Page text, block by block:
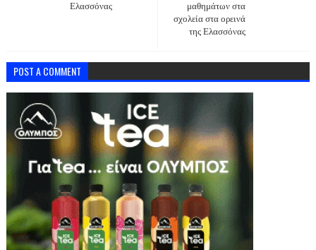
μαθημάτων στα
σχολεία στα ορεινά
της Ελασσόνας
Ελασσόνας
POST A COMMENT